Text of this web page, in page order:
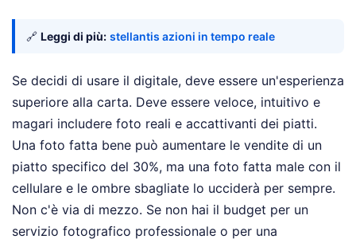
🔗 Leggi di più: stellantis azioni in tempo reale
Se decidi di usare il digitale, deve essere un'esperienza
superiore alla carta. Deve essere veloce, intuitivo e
magari includere foto reali e accattivanti dei piatti.
Una foto fatta bene può aumentare le vendite di un
piatto specifico del 30%, ma una foto fatta male con il
cellulare e le ombre sbagliate lo ucciderà per sempre.
Non c'è via di mezzo. Se non hai il budget per un
servizio fotografico professionale o per una